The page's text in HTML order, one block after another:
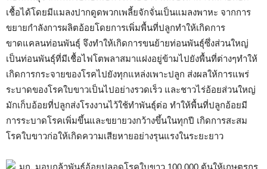
เชื้อได้โดยมีแมลงปากดูดพวกเพลี้ยจักจั่นเป็นแมลงพาหะ จากการ
ขยายกำลังการผลิตอ้อยโดยการเพิ่มพื้นที่ปลูกทำให้เกิดการ
ขาดแคลนท่อนพันธุ์ จึงทำให้เกิดการขนย้ายท่อนพันธุ์ซึ่งส่วนใหญ่
เป็นท่อนพันธุ์ที่มีเชื้อไฟโตพลาสมาแฝงอยู่ข้ามไปยังพื้นที่ต่างๆทำให้
เกิดการกระจายของโรคไปยังทุกแหล่งเพาะปลูก ส่งผลให้การแพร่
ระบาดของโรคใบขาวเป็นไปอย่างรวดเร็ว และชาวไร่อ้อยส่วนใหญ่
มักเก็บอ้อยที่ปลูกส่งโรงงานไว้ใช้ทำพันธุ์ต่อ ทำให้พื้นที่ปลูกอ้อยมี
การระบาดโรคเพิ่มขึ้นและขยายวงกว้างขึ้นในทุกปี เกิดการสะสม
โรคใบขาวก่อให้เกิดความเสียหายอย่างรุนแรงในระยะยาว